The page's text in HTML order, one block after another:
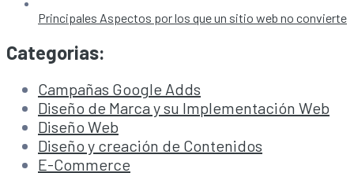
Principales Aspectos por los que un sitio web no convierte
Categorias:
Campañas Google Adds
Diseño de Marca y su Implementación Web
Diseño Web
Diseño y creación de Contenidos
E-Commerce